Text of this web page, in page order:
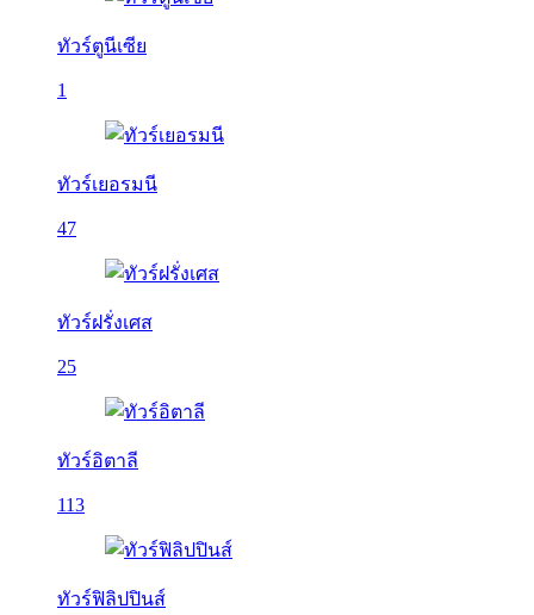
ทัวร์ตูนีเซีย
1
ทัวร์เยอรมนี
47
ทัวร์ฝรั่งเศส
25
ทัวร์อิตาลี
113
ทัวร์ฟิลิปปินส์